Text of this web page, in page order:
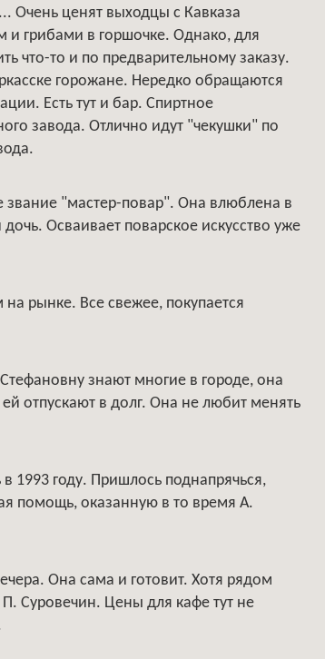
Очень ценят выходцы с Кавказа
и грибами в горшочке. Однако, для
что-то и по предварительному заказу.
горожане. Нередко обращаются
Есть тут и бар. Спиртное
завода. Отлично идут "чекушки" по
звание "мастер-повар". Она влюблена в
Осваивает поварское искусство уже
рынке. Все свежее, покупается
знают многие в городе, она
отпускают в долг. Она не любит менять
1993 году. Пришлось поднапрячься,
помощь, оказанную в то время А.
Она сама и готовит. Хотя рядом
Суровечин. Цены для кафе тут не